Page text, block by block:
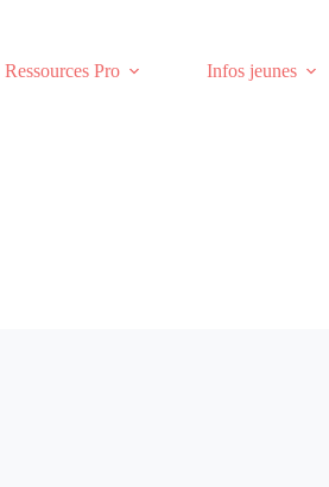
Ressources Pro Infos jeunes